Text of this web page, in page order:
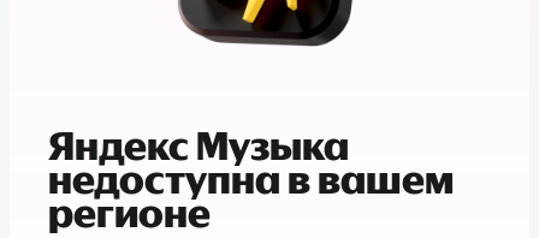
Яндекс Музыка
недоступна в вашем
регионе